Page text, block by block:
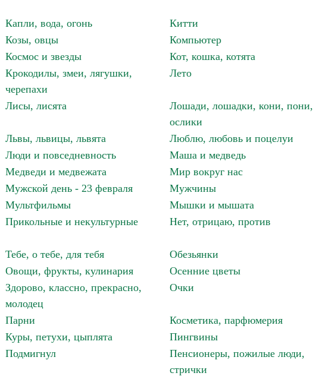
Капли, вода, огонь
Китти
Козы, овцы
Компьютер
Космос и звезды
Кот, кошка, котята
Крокодилы, змеи, лягушки,
черепахи
Лето
Лисы, лисята
Лошади, лошадки, кони, пони,
ослики
Львы, львицы, львята
Люблю, любовь и поцелуи
Люди и повседневность
Маша и медведь
Медведи и медвежата
Мир вокруг нас
Мужской день - 23 февраля
Мужчины
Мультфильмы
Мышки и мышата
Прикольные и некультурные Нет, отрицаю, против
Тебе, о тебе, для тебя
Обезьянки
Овощи, фрукты, кулинария
Осенние цветы
Здорово, классно, прекрасно,
молодец
Очки
Парни
Косметика, парфюмерия
Куры, петухи, цыплята
Пингвины
Подмигнул
Пенсионеры, пожилые люди,
стрички